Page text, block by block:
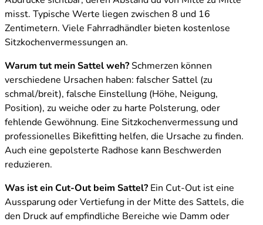
misst. Typische Werte liegen zwischen 8 und 16
Zentimetern. Viele Fahrradhändler bieten kostenlose
Sitzkochenvermessungen an.
Warum tut mein Sattel weh? Schmerzen können
verschiedene Ursachen haben: falscher Sattel (zu
schmal/breit), falsche Einstellung (Höhe, Neigung,
Position), zu weiche oder zu harte Polsterung, oder
fehlende Gewöhnung. Eine Sitzkochenvermessung und
professionelles Bikefitting helfen, die Ursache zu finden.
Auch eine gepolsterte Radhose kann Beschwerden
reduzieren.
Was ist ein Cut-Out beim Sattel? Ein Cut-Out ist eine
Aussparung oder Vertiefung in der Mitte des Sattels, die
den Druck auf empfindliche Bereiche wie Damm oder